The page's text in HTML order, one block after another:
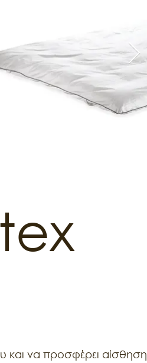
και να προσφέρει αίσθηση